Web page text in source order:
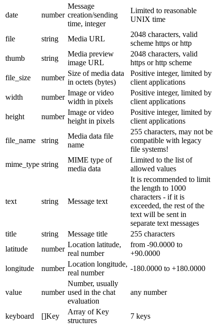
date number
Message
creation/sending
time, integer
Limited to reasonable
UNIX time
file string Media URL
2048 characters, valid
scheme https or http
thumb
string
Media preview
image URL
2048 characters, valid
https or http scheme
file_size
number
Size of media data
in octets (bytes)
Positive integer, limited by
client applications
width
number
Image or video
width in pixels
Positive integer, limited by
client applications
height
number
Image or video
height in pixels
Positive integer, limited by
client applications
file_name string
Media data file
name
255 characters, may not be
compatible with legacy
file systems!
mime_type string
MIME type of
media data
Limited to the list of
allowed values
text string Message text
It is recommended to limit
the length to 1000
characters - if it is
exceeded, the rest of the
text will be sent in
separate text messages
title
string Message title
255 characters
latitude
number
Location latitude,
real number
from -90.0000 to
+90.0000
longitude
number
Location longitude,
real number
-180.0000 to +180.0000
value number
Number, usually
used in the chat
evaluation
any number
keyboard []Key
Array of Key
structures
7 keys